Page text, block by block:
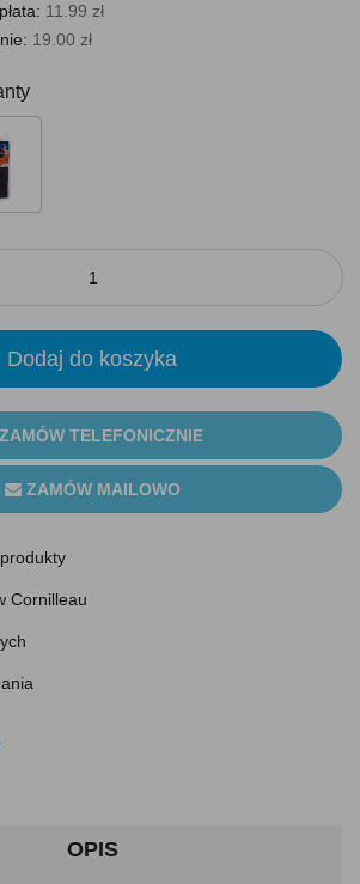
11.99 zł
19.00 zł
Dodaj do koszyka
ZAMÓW TELEFONICZNIE
ZAMÓW MAILOWO
Cornilleau
OPIS